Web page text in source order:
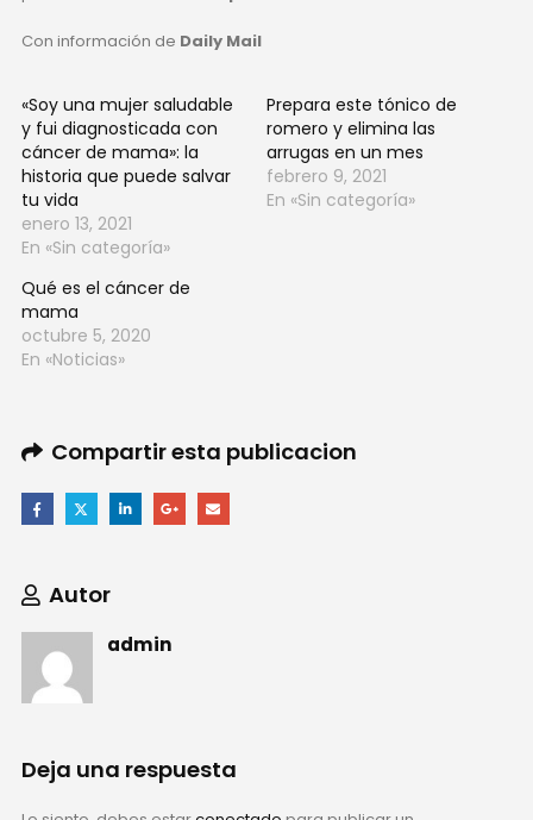
Con información de Daily Mail
«Soy una mujer saludable
y fui diagnosticada con
cáncer de mama»: la
historia que puede salvar
tu vida
enero 13, 2021
En «Sin categoría»
Prepara este tónico de
romero y elimina las
arrugas en un mes
febrero 9, 2021
En «Sin categoría»
Qué es el cáncer de
mama
octubre 5, 2020
En «Noticias»
Compartir esta publicacion
Autor
admin
Deja una respuesta